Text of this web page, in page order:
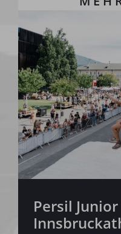
Persil Junior